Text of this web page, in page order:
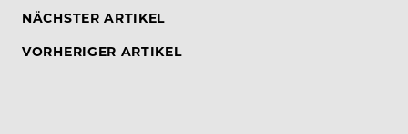
NÄCHSTER ARTIKEL
VORHERIGER ARTIKEL